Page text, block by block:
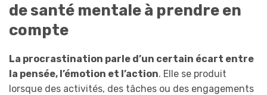
de santé mentale à prendre en
compte
La procrastination parle d’un certain écart entre
la pensée, l’émotion et l’action. Elle se produit
lorsque des activités, des tâches ou des engagements